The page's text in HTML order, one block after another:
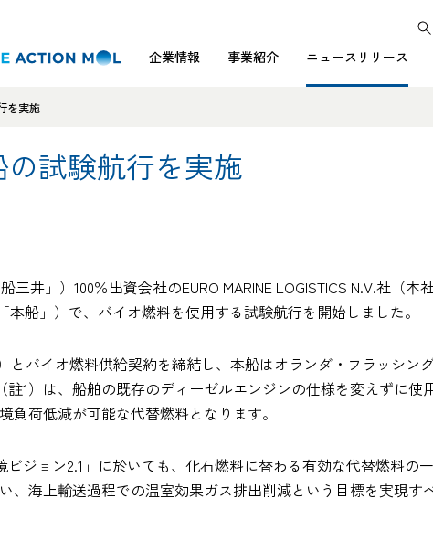
企業情報 事業紹介 ニュースリリース
を実施
試験航行を実施
井」）100％出資会社のEURO MARINE LOGISTICS N.V.社（本
本船」）で、バイオ燃料を使用する試験航行を開始しました。
とバイオ燃料供給契約を締結し、本船はオランダ・フラッシン
1）は、船舶の既存のディーゼルエンジンの仕様を変えずに使
荷低減が可能な代替燃料となります。
ジョン2.1」に於いても、化石燃料に替わる有効な代替燃料の
、海上輸送過程での温室効果ガス排出削減という目標を実現す